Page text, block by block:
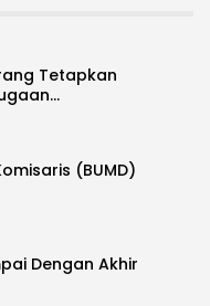
Tetapkan
(BUMD)
Dengan Akhir